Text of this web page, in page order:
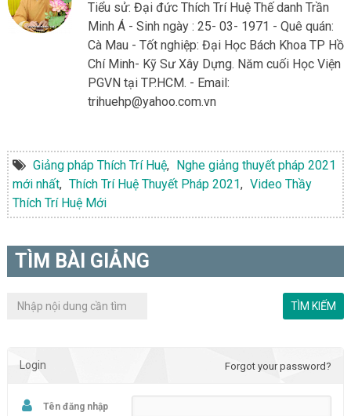
Tiểu sử: Đại đức Thích Trí Huệ Thế danh Trần
Minh Á - Sinh ngày : 25- 03- 1971 - Quê quán:
Cà Mau - Tốt nghiệp: Đại Học Bách Khoa TP Hồ
Chí Minh- Kỹ Sư Xây Dựng. Năm cuối Học Viện
PGVN tại TP.HCM. - Email:
trihuehp@yahoo.com.vn
Giảng pháp Thích Trí Huệ, Nghe giảng thuyết pháp 2021
mới nhất, Thích Trí Huệ Thuyết Pháp 2021, Video Thầy
Thích Trí Huệ Mới
TÌM BÀI GIẢNG
Login Forgot your password?
Tên đăng nhập